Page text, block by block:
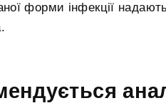
форми інфекції